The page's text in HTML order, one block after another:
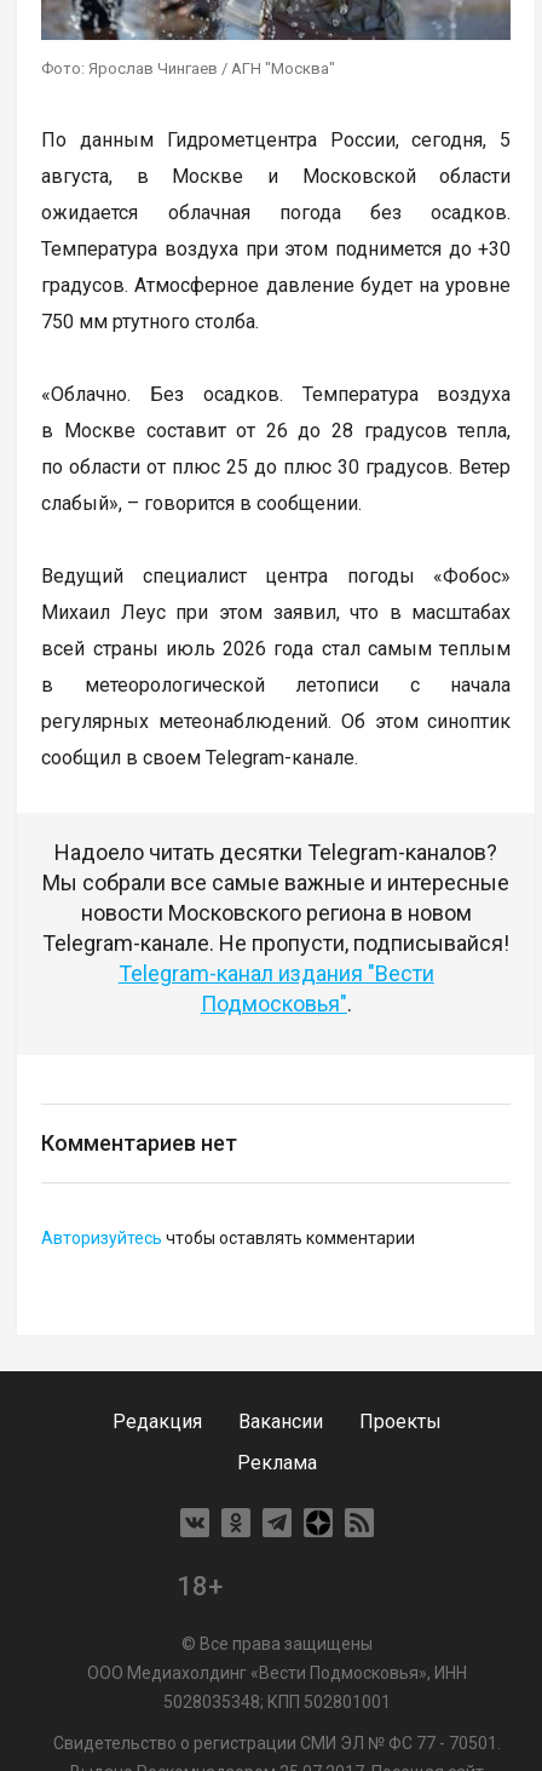
Фото: Ярослав Чингаев / АГН "Москва"
По данным Гидрометцентра России, сегодня, 5
августа, в Москве и Московской области
ожидается облачная погода без осадков.
Температура воздуха при этом поднимется до +30
градусов. Атмосферное давление будет на уровне
750 мм ртутного столба.
«Облачно. Без осадков. Температура воздуха
в Москве составит от 26 до 28 градусов тепла,
по области от плюс 25 до плюс 30 градусов. Ветер
слабый», – говорится в сообщении.
Ведущий специалист центра погоды «Фобос»
Михаил Леус при этом заявил, что в масштабах
всей страны июль 2026 года стал самым тeплым
в метеорологической летописи с начала
регулярных метеонаблюдений. Об этом синоптик
сообщил в своем Telegram-канале.
Надоело читать десятки Telegram-каналов?
Мы собрали все самые важные и интересные
новости Московского региона в новом
Telegram-канале. Не пропусти, подписывайся!
Telegram-канал издания "Вести
Подмосковья".
Комментариев нет
Авторизуйтесь чтобы оставлять комментарии
Редакция Вакансии
Проекты
Реклама
18+
© Все права защищены
ООО Медиахолдинг «Вести Подмосковья», ИНН
5028035348; КПП 502801001
Свидетельство о регистрации СМИ ЭЛ № ФС 77 - 70501.